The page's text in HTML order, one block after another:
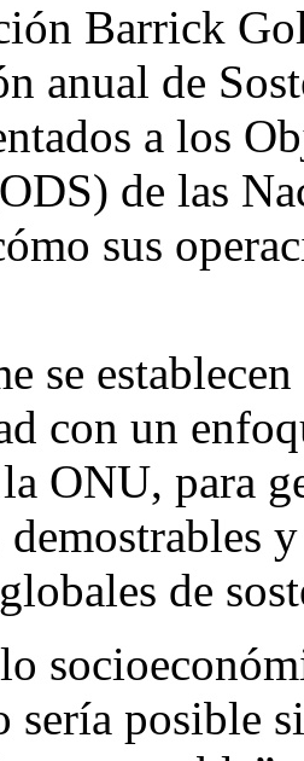
Barrick
anual de
a los
de las
sus
se
con un
ONU, para
demostrables
de
sería posible